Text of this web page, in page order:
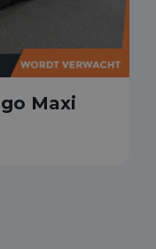
Maxi